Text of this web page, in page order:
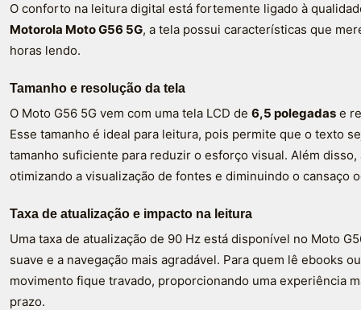
O conforto na leitura digital está fortemente ligado à
Motorola Moto G56 5G, a tela possui características que
horas lendo.
Tamanho e resolução da tela
O Moto G56 5G vem com uma tela LCD de 6,5 polegadas e
Esse tamanho é ideal para leitura, pois permite que o texto
tamanho suficiente para reduzir o esforço visual. Além
otimizando a visualização de fontes e diminuindo o cansaço
Taxa de atualização e impacto na leitura
Uma taxa de atualização de 90 Hz está disponível no Moto
suave e a navegação mais agradável. Para quem lê ebooks
movimento fique travado, proporcionando uma experiência
prazo.